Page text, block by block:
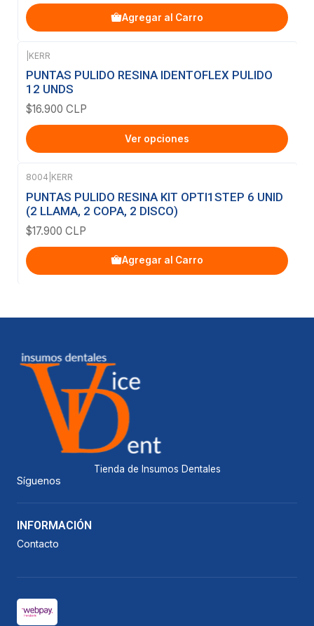
Agregar al Carro
KERR
PUNTAS PULIDO RESINA IDENTOFLEX PULIDO
12 UNDS
$16.900 CLP
Ver opciones
8004 KERR
PUNTAS PULIDO RESINA KIT OPTI1STEP 6 UNID
(2 LLAMA, 2 COPA, 2 DISCO)
$17.900 CLP
Agregar al Carro
Tienda de Insumos Dentales
Síguenos
INFORMACIÓN
Contacto